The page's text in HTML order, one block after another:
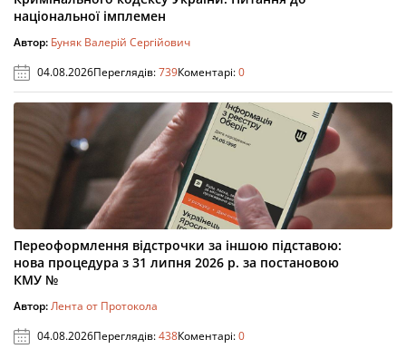
національної імплемен
Автор: Буняк Валерій Сергійович
04.08.2026Переглядів:739Коментарі:0
Переоформлення відстрочки за іншою підставою:
нова процедура з 31 липня 2026 р. за постановою
КМУ №
Автор:Лента от Протокола
04.08.2026Переглядів:438Коментарі:0